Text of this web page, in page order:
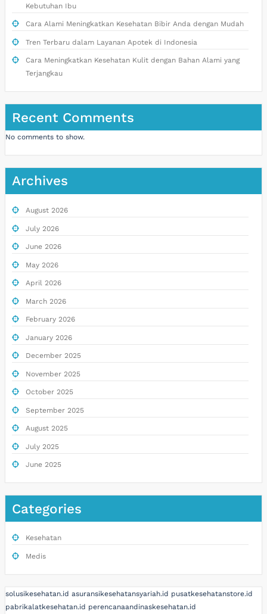
Kebutuhan Ibu
Cara Alami Meningkatkan Kesehatan Bibir Anda dengan Mudah
Tren Terbaru dalam Layanan Apotek di Indonesia
Cara Meningkatkan Kesehatan Kulit dengan Bahan Alami yang
Terjangkau
Recent Comments
No comments to show.
Archives
August 2026
July 2026
June 2026
May 2026
April 2026
March 2026
February 2026
January 2026
December 2025
November 2025
October 2025
September 2025
August 2025
July 2025
June 2025
Categories
Kesehatan
Medis
solusikesehatan.id asuransikesehatansyariah.id pusatkesehatanstore.id
pabrikalatkesehatan.id perencanaandinaskesehatan.id